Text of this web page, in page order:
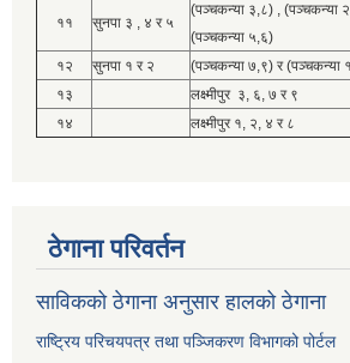
११ सुनपा ३ , ४ र ५
(पञ्चकन्या ३,८) , (पञ्चकन्या
(पञ्चकन्या ५,६)
१२
सुनपा १ र २
(पञ्चकन्या ७,९) र (पञ्चकन्या
१३
लक्ष्मीपुर ३, ६, ७ र ९
१४
लक्ष्मीपुर १, २, ४ र ८
ठेगाना परिवर्तन
साविकको ठेगाना अनुसार हालको ठेगाना
राष्ट्रिय परिचयपत्र तथा पञ्जिकरण विभागको पोर्टल